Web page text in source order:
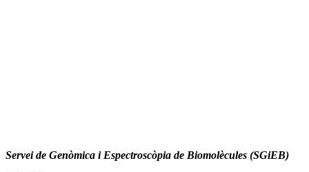
Servei de Genòmica i Espectroscòpia de Biomolècules (SGiEB)